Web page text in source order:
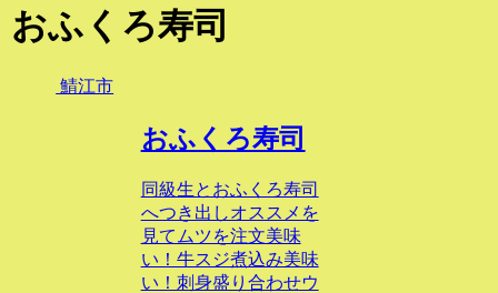
おふくろ寿司
鯖江市
おふくろ寿司
同級生とおふくろ寿司
へつき出しオススメを
見てムツを注文美味
い！牛スジ煮込み美味
い！刺身盛り合わせウ